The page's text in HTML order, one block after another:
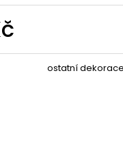
ostatní dekorace
STABILIZOVANÁ
398 Kč